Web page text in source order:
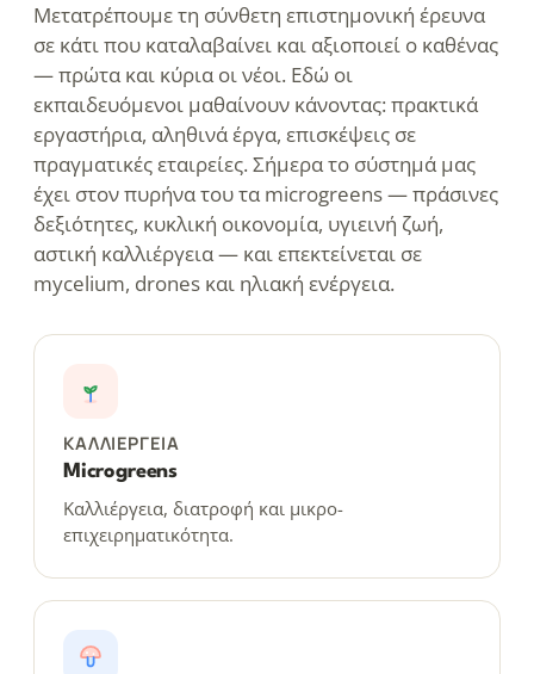
Μετατρέπουμε τη σύνθετη επιστημονική έρευνα
σε κάτι που καταλαβαίνει και αξιοποιεί ο καθένας
— πρώτα και κύρια οι νέοι. Εδώ οι
εκπαιδευόμενοι μαθαίνουν κάνοντας: πρακτικά
εργαστήρια, αληθινά έργα, επισκέψεις σε
πραγματικές εταιρείες. Σήμερα το σύστημά μας
έχει στον πυρήνα του τα microgreens — πράσινες
δεξιότητες, κυκλική οικονομία, υγιεινή ζωή,
αστική καλλιέργεια — και επεκτείνεται σε
mycelium, drones και ηλιακή ενέργεια.
ΚΑΛΛΙΈΡΓΕΙΑ
Microgreens
Καλλιέργεια, διατροφή και μικρο-
επιχειρηματικότητα.